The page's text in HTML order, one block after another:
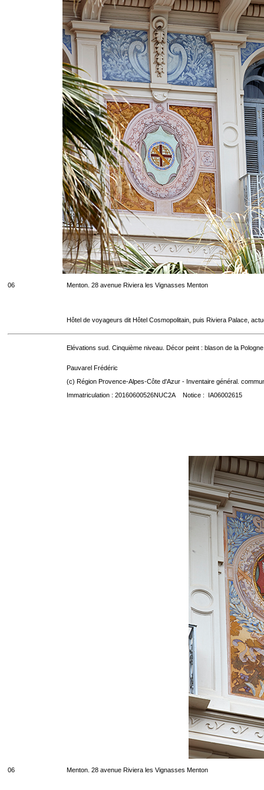
06 Menton. 28 avenue Riviera les Vignasses Menton
Hôtel de voyageurs dit Hôtel Cosmopolitain, puis Riviera Palace,
Elévations sud. Cinquième niveau. Décor peint : blason de la
Pauvarel Frédéric
(c) Région Provence-Alpes-Côte d'Azur - Inventaire général.
Immatriculation : 20160600526NUC2A Notice : IA06002615
06 Menton. 28 avenue Riviera les Vignasses Menton